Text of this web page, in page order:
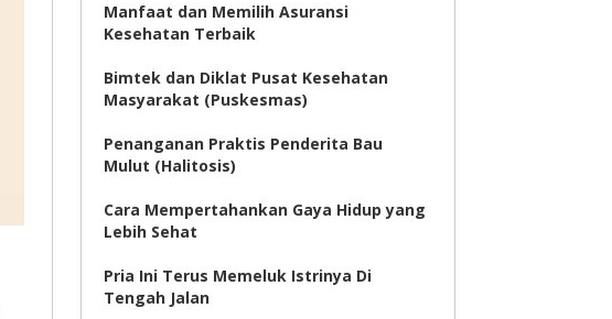
Manfaat dan Memilih Asuransi
Kesehatan Terbaik
Bimtek dan Diklat Pusat Kesehatan
Masyarakat (Puskesmas)
Penanganan Praktis Penderita Bau
Mulut (Halitosis)
Cara Mempertahankan Gaya Hidup yang
Lebih Sehat
Pria Ini Terus Memeluk Istrinya Di
Tengah Jalan